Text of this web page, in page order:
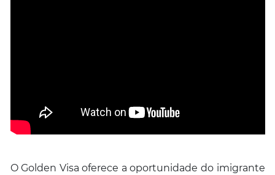
O Golden Visa oferece a oportunidade do imigrante